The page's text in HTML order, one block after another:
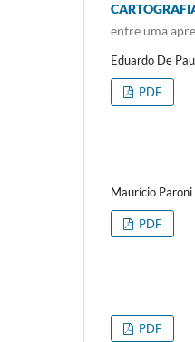
entre uma
Eduardo De
PDF
Maurício
PDF
PDF